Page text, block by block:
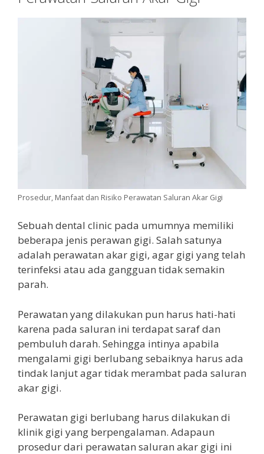
Prosedur, Manfaat dan Risiko Perawatan Saluran Akar Gigi
Sebuah dental clinic pada umumnya memiliki
beberapa jenis perawan gigi. Salah satunya
adalah perawatan akar gigi, agar gigi yang telah
terinfeksi atau ada gangguan tidak semakin
parah.
Perawatan yang dilakukan pun harus hati-hati
karena pada saluran ini terdapat saraf dan
pembuluh darah. Sehingga intinya apabila
mengalami gigi berlubang sebaiknya harus ada
tindak lanjut agar tidak merambat pada saluran
akar gigi.
Perawatan gigi berlubang harus dilakukan di
klinik gigi yang berpengalaman. Adapaun
prosedur dari perawatan saluran akar gigi ini